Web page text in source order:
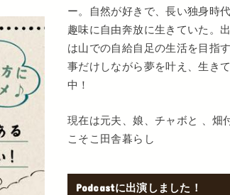
ー。自然が好きで、長い独身時
趣味に自由奔放に生きていた。
は山での自給自足の生活を目指
事だけしながら夢を叶え、生き
中！
現在は元夫、娘、チャボと 、畑
こそこ田舎暮らし
Podcastに出演しました！